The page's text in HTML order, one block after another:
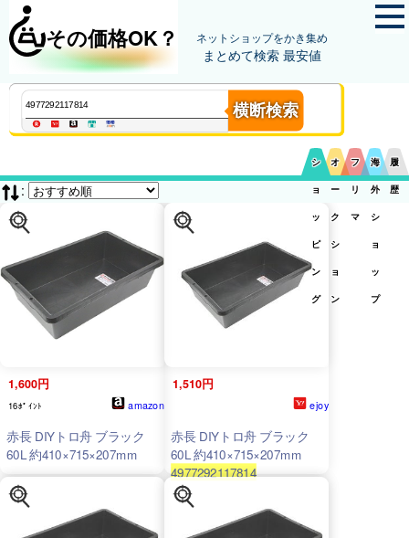
その価格OK？ ネットショップをかき集め
まとめて検索 最安値
横断検索
シ
ョ
ッ
ピ
ン
グ
オ
ー
ク
シ
ョ
ン
フ
リ
マ
海
外
シ
ョ
ッ
プ
履
歴
:
1,600円
16ﾎﾟｲﾝﾄ amazon
赤長 DIYトロ舟 ブラック
60L 約410×715×207mm
1,510円
ejoy
赤長 DIYトロ舟 ブラック
60L 約410×715×207mm
4977292117814